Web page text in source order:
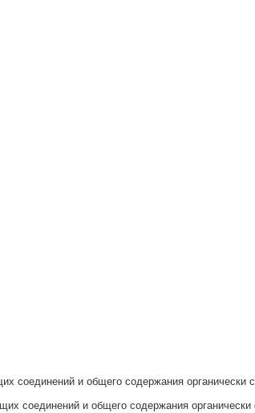
соединений и общего содержания органически
соединений и общего содержания органически